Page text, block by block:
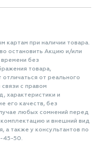
картам при наличии товара.
остановить Акцию и/или
без
товара,
от реального
с правом
характеристики и
его качеств, без
любых сомнений перед
комплектацию и внешний вид
а также у консультантов по
45-50.